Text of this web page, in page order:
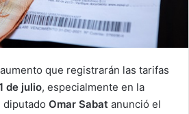
que registrarán las tarifas
de julio, especialmente en la
diputado Omar Sabat anunció el